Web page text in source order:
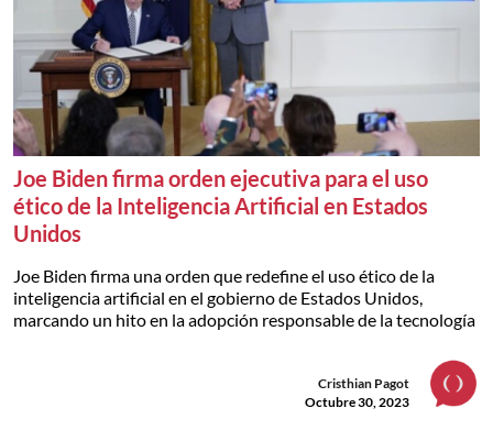
Joe Biden firma orden ejecutiva para el uso
ético de la Inteligencia Artificial en Estados
Unidos
Joe Biden firma una orden que redefine el uso ético de la
inteligencia artificial en el gobierno de Estados Unidos,
marcando un hito en la adopción responsable de la tecnología
Cristhian Pagot
Octubre 30, 2023